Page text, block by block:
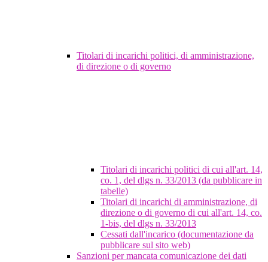
Titolari di incarichi politici, di amministrazione,
di direzione o di governo
Titolari di incarichi politici di cui all'art. 14,
co. 1, del dlgs n. 33/2013 (da pubblicare in
tabelle)
Titolari di incarichi di amministrazione, di
direzione o di governo di cui all'art. 14, co.
1-bis, del dlgs n. 33/2013
Cessati dall'incarico (documentazione da
pubblicare sul sito web)
Sanzioni per mancata comunicazione dei dati